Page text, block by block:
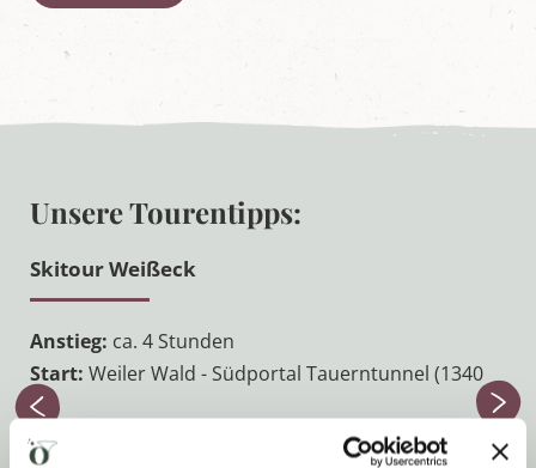
Unsere Tourentipps:
Skitour Weißeck
Anstieg: ca. 4 Stunden
Start: Weiler Wald - Südportal Tauerntunnel (1340
m)
Tourenverlauf:
Weiler Wald - Route 5 (zur